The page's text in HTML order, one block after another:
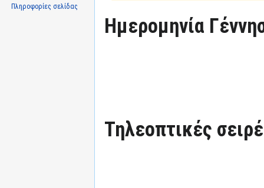
στην
στην
Ημερομηνία
Τηλεοπτικές
Πληροφορίες σελίδας